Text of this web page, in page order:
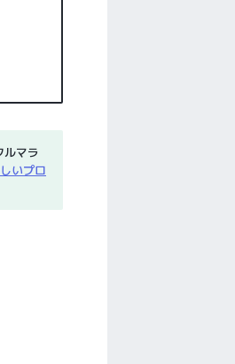
ルマラ
いプロ